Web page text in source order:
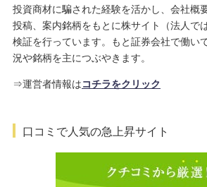
投資商材に騙された経験を活かし、会社概
投稿、案内銘柄をもとに株サイト（法人で
検証を行っています。もと証券会社で働い
況や銘柄を主につぶやきます。
⇒運営者情報はコチラをクリック
口コミで人気の急上昇サイト